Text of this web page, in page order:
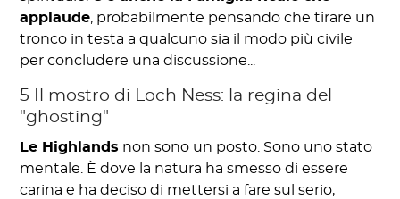
applaude, probabilmente pensando che tirare un
tronco in testa a qualcuno sia il modo più civile
per concludere una discussione...
5 Il mostro di Loch Ness: la regina del
"ghosting"
Le Highlands non sono un posto. Sono uno stato
mentale. È dove la natura ha smesso di essere
carina e ha deciso di mettersi a fare sul serio,